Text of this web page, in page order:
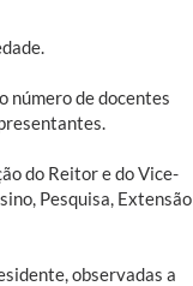
número de docentes
do Reitor e do Vice-
Pesquisa, Extensão
observadas a